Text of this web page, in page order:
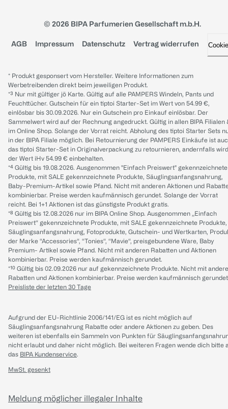
© 2026 BIPA Parfumerien Gesellschaft m.b.H.
AGB Impressum Datenschutz Vertrag widerrufen
* Produkt gesponsert vom Hersteller. Weitere Informationen zum
Werbetreibenden direkt beim jeweiligen Produkt.
*³ Nur mit gültiger jö Karte. Gültig auf alle PAMPERS Windeln, Pants und
Feuchttücher. Gutschein für ein tiptoi Starter-Set im Wert von 54.99 €,
einlösbar bis 30.09.2026. Nur ein Gutschein pro Einkauf einlösbar. Der
Sammelwert wird auf der Rechnung angedruckt. Gültig in allen BIPA Filialen
im Online Shop. Solange der Vorrat reicht. Abholung des tiptoi Starter Sets
in der BIPA Filiale möglich. Bei Retournierung der PAMPERS Einkäufe ist
das tiptoi Starter-Set in Originalverpackung zu retournieren, andernfalls wird
der Wert iHv 54.99 € einbehalten.
*⁴ Gültig bis 19.08.2026. Ausgenommen "Einfach Preiswert" gekennzeichnete
Produkte, mit SALE gekennzeichnete Produkte, Säuglingsanfangsnahrung,
Baby-Premium-Artikel sowie Pfand. Nicht mit anderen Aktionen und
kombinierbar. Preise werden kaufmännisch gerundet. Solange der Vorrat
reicht. Bei 1+1 Aktionen ist das günstigste Produkt gratis.
*⁸ Gültig bis 12.08.2026 nur im BIPA Online Shop. Ausgenommen „Einfach
Preiswert“ gekennzeichnete Produkte, mit SALE gekennzeichnete Produkte,
Säuglingsanfangsnahrung, Fotoprodukte, Gutschein- und Wertkarten,
der Marke “Accessories“, “Tonies“, “Mavie“, preisgebundene Ware, Baby
Premium- Artikel sowie Pfand. Nicht mit anderen Rabatten und Aktionen
kombinierbar. Preise werden kaufmännisch gerundet.
*¹⁰ Gültig bis 02.09.2026 nur auf gekennzeichnete Produkte. Nicht mit
Rabatten und Aktionen kombinierbar. Preise werden kaufmännisch
Preisliste der letzten 30 Tage
Aufgrund der EU-Richtlinie 2006/141/EG ist es nicht möglich auf
Säuglingsanfangsnahrung Rabatte oder andere Aktionen zu geben. Des
weiteren ist ebenfalls ein Sammeln von Punkten für
nicht erlaubt und daher nicht möglich. Bei weiteren Fragen wende dich bitte
das BIPA Kundenservice.
MwSt. gesenkt
Meldung möglicher illegaler Inhalte